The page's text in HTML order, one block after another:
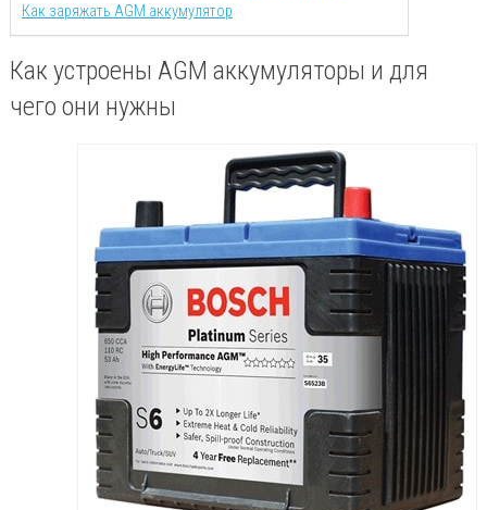
Как заряжать AGM аккумулятор
Как устроены AGM аккумуляторы и для
чего они нужны